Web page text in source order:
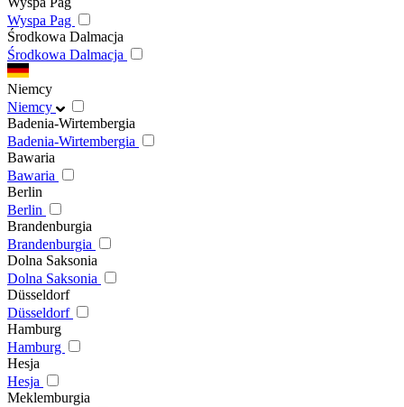
Wyspa Pag
Środkowa Dalmacja
Środkowa Dalmacja
Niemcy
Niemcy
Badenia-Wirtembergia
Badenia-Wirtembergia
Bawaria
Bawaria
Berlin
Berlin
Brandenburgia
Brandenburgia
Dolna Saksonia
Dolna Saksonia
Düsseldorf
Düsseldorf
Hamburg
Hamburg
Hesja
Hesja
Meklemburgia